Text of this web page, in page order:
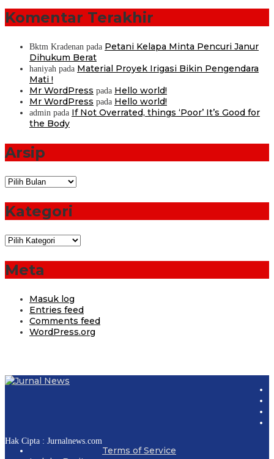
Komentar Terakhir
Bktm Kradenan pada Petani Kelapa Minta Pencuri Janur
Dihukum Berat
haniyah pada Material Proyek Irigasi Bikin Pengendara
Mati !
Mr WordPress pada Hello world!
Mr WordPress pada Hello world!
admin pada If Not Overrated, things ‘Poor’ It’s Good for
the Body
Arsip
Arsip
Kategori
Kategori
Meta
Masuk log
Entries feed
Comments feed
WordPress.org
Hak Cipta : Jurnalnews.com
Terms of Service